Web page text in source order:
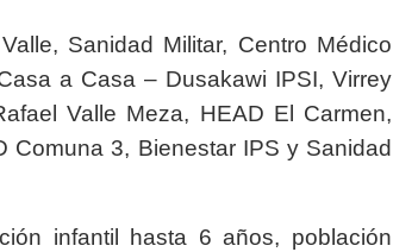
Sanidad Militar, Centro Médico
a Casa – Dusakawi IPSI, Virrey
Valle Meza, HEAD El Carmen,
Comuna 3, Bienestar IPS y Sanidad
infantil hasta 6 años, población